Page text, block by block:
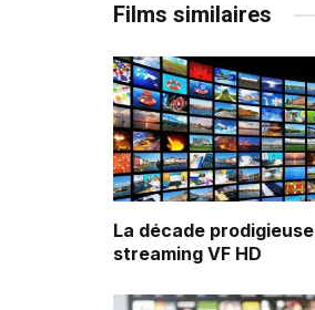
Films similaires
La décade prodigieuse
streaming VF HD